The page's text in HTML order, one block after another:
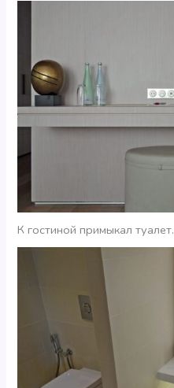
К гостиной примыкал туалет.